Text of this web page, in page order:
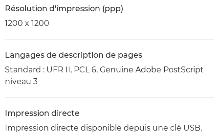
Résolution d'impression (ppp)
1200 x 1200
Langages de description de pages
Standard : UFR II, PCL 6, Genuine Adobe PostScript
niveau 3
Impression directe
Impression directe disponible depuis une clé USB,